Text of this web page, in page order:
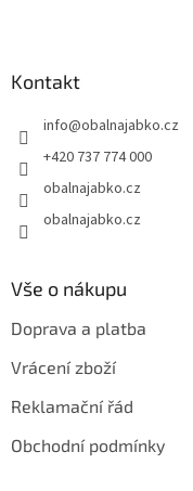
Kontakt
info@obalnajabko.cz
+420 737 774 000
obalnajabko.cz
obalnajabko.cz
Vše o nákupu
Doprava a platba
Vrácení zboží
Reklamační řád
Obchodní podmínky